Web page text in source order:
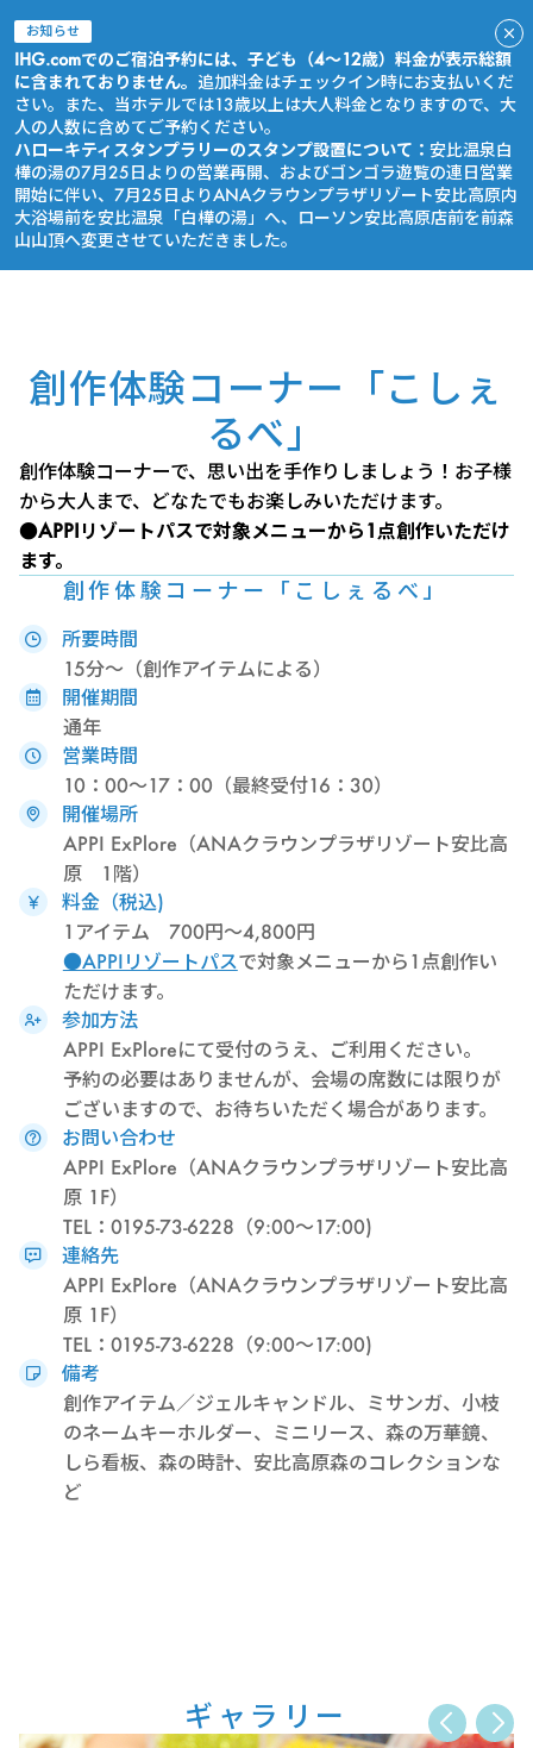
お知らせ
IHG.comでのご宿泊予約には、子ども（4～12歳）料金が表示総額
に含まれておりません。 追加料金はチェックイン時にお支払いくだ
さい。また、当ホテルでは13歳以上は大人料金となりますので、大
人の人数に含めてご予約ください。
ハローキティスタンプラリーのスタンプ設置について： 安比温泉白
樺の湯の7月25日よりの営業再開、およびゴンゴラ遊覧の連日営業
開始に伴い、7月25日よりANAクラウンプラザリゾート安比高原内
大浴場前を安比温泉「白樺の湯」へ、ローソン安比高原店前を前森
山山頂へ変更させていただきました。
創作体験コーナー「こしぇ
るべ」
創作体験コーナーで、思い出を手作りしましょう！お子様
から大人まで、どなたでもお楽しみいただけます。
●APPIリゾートパスで対象メニューから1点創作いただけ
ます。
創作体験コーナー「こしぇるべ」
所要時間
15分～（創作アイテムによる）
開催期間
通年
営業時間
10：00～17：00（最終受付16：30）
開催場所
APPI ExPlore（ANAクラウンプラザリゾート安比高
原 1階）
料金（税込)
1アイテム 700円～4,800円
●APPIリゾートパスで対象メニューから1点創作い
ただけます。
参加方法
APPI ExPloreにて受付のうえ、ご利用ください。
予約の必要はありませんが、会場の席数には限りが
ございますので、お待ちいただく場合があります。
お問い合わせ
APPI ExPlore（ANAクラウンプラザリゾート安比高
原 1F）
TEL：0195-73-6228（9:00～17:00)
連絡先
APPI ExPlore（ANAクラウンプラザリゾート安比高
原 1F）
TEL：0195-73-6228（9:00～17:00)
備考
創作アイテム／ジェルキャンドル、ミサンガ、小枝
のネームキーホルダー、ミニリース、森の万華鏡、
しら看板、森の時計、安比高原森のコレクションな
ど
ギャラリー